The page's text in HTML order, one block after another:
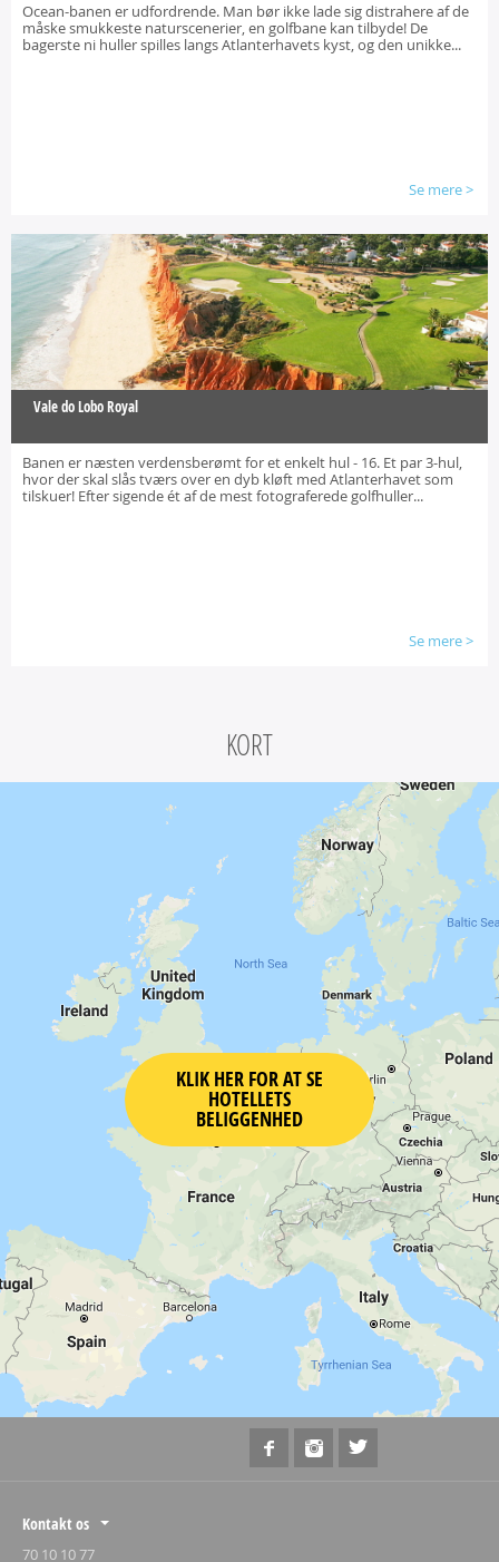
Ocean-banen er udfordrende. Man bør ikke lade sig distrahere af de
måske smukkeste naturscenerier, en golfbane kan tilbyde! De
bagerste ni huller spilles langs Atlanterhavets kyst, og den unikke...
Se mere>
Vale do Lobo Royal
Banen er næsten verdensberømt for et enkelt hul - 16. Et par 3-hul,
hvor der skal slås tværs over en dyb kløft med Atlanterhavet som
tilskuer! Efter sigende ét af de mest fotograferede golfhuller...
Se mere>
KORT
KLIK HER FOR AT SE
HOTELLETS
BELIGGENHED
Kontakt os
70 10 10 77